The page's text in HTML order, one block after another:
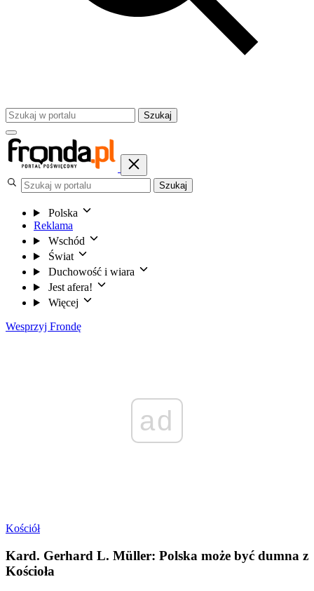
Szukaj
Szukaj
Polska
Reklama
Wschód
Świat
Duchowość i wiara
Jest afera!
Więcej
Wesprzyj Frondę
ad
Kościół
Kard. Gerhard L. Müller: Polska może być dumna z
Kościoła